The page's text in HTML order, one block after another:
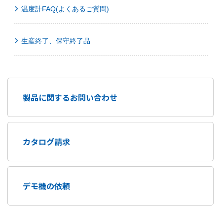
温度計FAQ(よくあるご質問)
生産終了、保守終了品
製品に関するお問い合わせ
カタログ請求
デモ機の依頼